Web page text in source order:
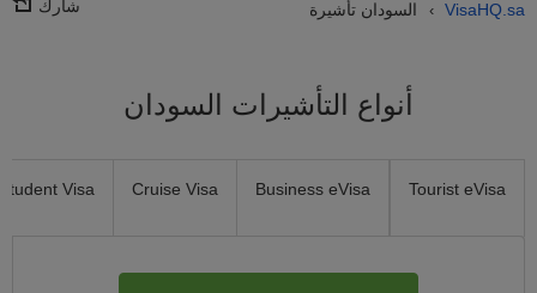
VisaHQ.sa
› السودان تأشيرة شارك
أنواع التأشيرات السودان
Tourist eVisa
Business eVisa
Cruise Visa
Student Visa